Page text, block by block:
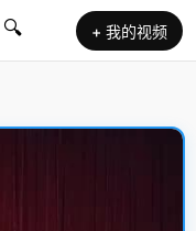
🔍 + 我的视频